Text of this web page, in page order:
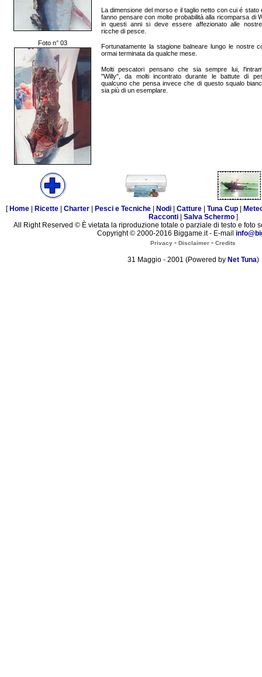
Foto n° 03
La dimensione del morso e il taglio netto con cui é stato
fanno pensare con molte probabilità alla ricomparsa di
in questi anni si deve essere affezionato alle
ricche di pesce.
Fortunatamente la stagione balneare lungo le nostre
ormai terminata da qualche mese.
Molti pescatori pensano che sia sempre lui,
"Willy", da molti incontrato durante le battute di
qualcuno che pensa invece che di questo squalo
sia più di un esemplare.
[ Home Ricette Charter Pesci e Tecniche Nodi Catture Tuna Cup
Racconti| Salva Schermo]
All Right Reserved © È vietata la riproduzione totale o parziale di testo e foto
Copyright © 2000-2016 Biggame.it - E-mail
Privacy - Disclaimer - Credits
31 Maggio - 2001 (Powered by Net Tuna)